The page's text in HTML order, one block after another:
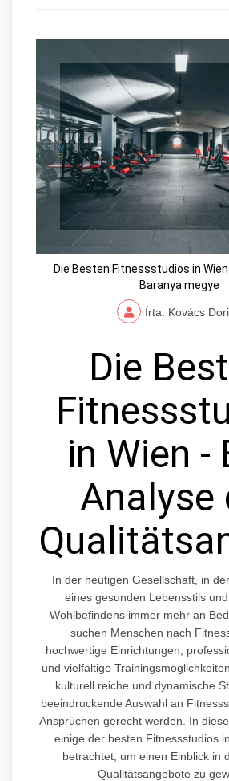
Die Besten Fitnessstudios in
Baranya megye
Írta: Kovács
Die
in Wien -
Analyse
In der heutigen Gesellschaft, in
eines gesunden Lebensstils
Wohlbefindens immer mehr an
suchen Menschen nach
hochwertige Einrichtungen,
und vielfältige
kulturell reiche und dynamische
beeindruckende Auswahl an
Ansprüchen gerecht werden. In
einige der besten Fitnessstudios
betrachtet, um einen Einblick in
Qualitätsangebote zu